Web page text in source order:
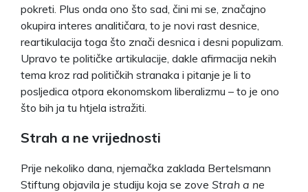
pokreti. Plus onda ono što sad, čini mi se, značajno
okupira interes analitičara, to je novi rast desnice,
reartikulacija toga što znači desnica i desni populizam.
Upravo te političke artikulacije, dakle afirmacija nekih
tema kroz rad političkih stranaka i pitanje je li to
posljedica otpora ekonomskom liberalizmu – to je ono
što bih ja tu htjela istražiti.
Strah a ne vrijednosti
Prije nekoliko dana, njemačka zaklada Bertelsmann
Stiftung objavila je studiju koja se zove Strah a ne